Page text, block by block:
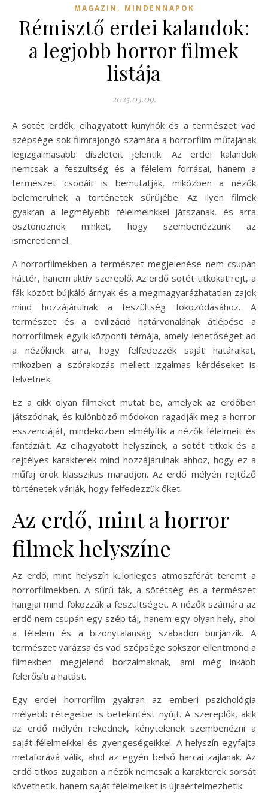
MAGAZIN , MINDENNAPOK
Rémisztő erdei kalandok:
a legjobb horror filmek
listája
2025.03.09.
A sötét erdők, elhagyatott kunyhók és a természet vad
szépsége sok filmrajongó számára a horrorfilm műfajának
legizgalmasabb díszleteit jelentik. Az erdei kalandok
nemcsak a feszültség és a félelem forrásai, hanem a
természet csodáit is bemutatják, miközben a nézők
belemerülnek a történetek sűrűjébe. Az ilyen filmek
gyakran a legmélyebb félelmeinkkel játszanak, és arra
ösztönöznek minket, hogy szembenézzünk az
ismeretlennel.
A horrorfilmekben a természet megjelenése nem csupán
háttér, hanem aktív szereplő. Az erdő sötét titkokat rejt, a
fák között bújkáló árnyak és a megmagyarázhatatlan zajok
mind hozzájárulnak a feszültség fokozódásához. A
természet és a civilizáció határvonalának átlépése a
horrorfilmek egyik központi témája, amely lehetőséget ad
a nézőknek arra, hogy felfedezzék saját határaikat,
miközben a szórakozás mellett izgalmas kérdéseket is
felvetnek.
Ez a cikk olyan filmeket mutat be, amelyek az erdőben
játszódnak, és különböző módokon ragadják meg a horror
esszenciáját, mindeközben elmélyítik a nézők félelmeit és
fantáziáit. Az elhagyatott helyszínek, a sötét titkok és a
rejtélyes karakterek mind hozzájárulnak ahhoz, hogy ez a
műfaj örök klasszikus maradjon. Az erdő mélyén rejtőző
történetek várják, hogy felfedezzük őket.
Az erdő, mint a horror
filmek helyszíne
Az erdő, mint helyszín különleges atmoszférát teremt a
horrorfilmekben. A sűrű fák, a sötétség és a természet
hangjai mind fokozzák a feszültséget. A nézők számára az
erdő nem csupán egy szép táj, hanem egy olyan hely, ahol
a félelem és a bizonytalanság szabadon burjánzik. A
természet varázsa és vad szépsége sokszor ellentmond a
filmekben megjelenő borzalmaknak, ami még inkább
felerősíti a hatást.
Egy erdei horrorfilm gyakran az emberi pszichológia
mélyebb rétegeibe is betekintést nyújt. A szereplők, akik
az erdő mélyén rekednek, kénytelenek szembenézni a
saját félelmeikkel és gyengeségeikkel. A helyszín egyfajta
metaforává válik, ahol az egyén belső harcai zajlanak. Az
erdő titkos zugaiban a nézők nemcsak a karakterek sorsát
követhetik, hanem saját félelmeiket is újraértelmezhetik.